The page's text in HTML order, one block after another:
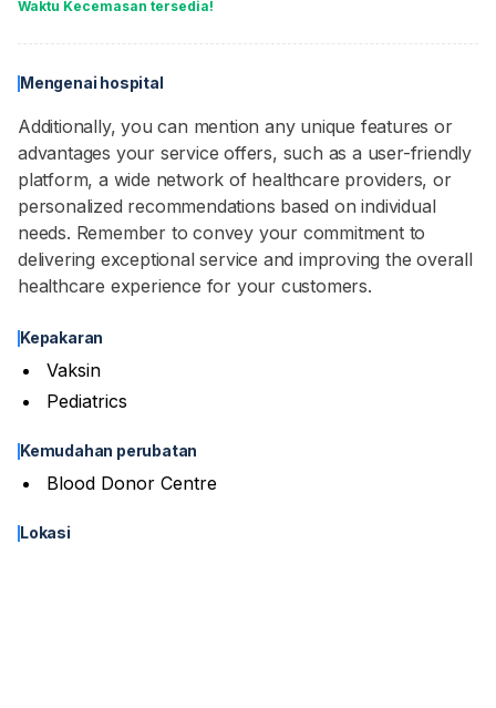
Waktu Kecemasan tersedia!
Mengenai hospital
Additionally, you can mention any unique features or
advantages your service offers, such as a user-friendly
platform, a wide network of healthcare providers, or
personalized recommendations based on individual
needs. Remember to convey your commitment to
delivering exceptional service and improving the overall
healthcare experience for your customers.
Kepakaran
Vaksin
Pediatrics
Kemudahan perubatan
Blood Donor Centre
Lokasi